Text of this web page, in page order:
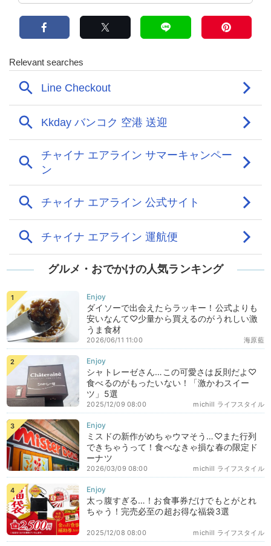
グルメ・おでかけの人気ランキング
ダイソーで出会えたらラッキー！公式よりも
安いなんて♡少量から買えるのがうれしい激
うま食材
海原藍
2026/06/11 11:00
シャトレーゼさん…この可愛さは反則だよ♡
食べるのがもったいない！「激かわスイー
ツ」5選
michill ライフスタイル
2025/12/09 08:00
ミスドの新作がめちゃウマそう…♡また行列
できちゃうって！食べなきゃ損な春の限定ド
ーナツ
michill ライフスタイル
2026/03/09 08:00
太っ腹すぎる…！お食事券だけでもとがとれ
ちゃう！完売必至の超お得な福袋3選
michill ライフスタイル
2025/12/08 08:00